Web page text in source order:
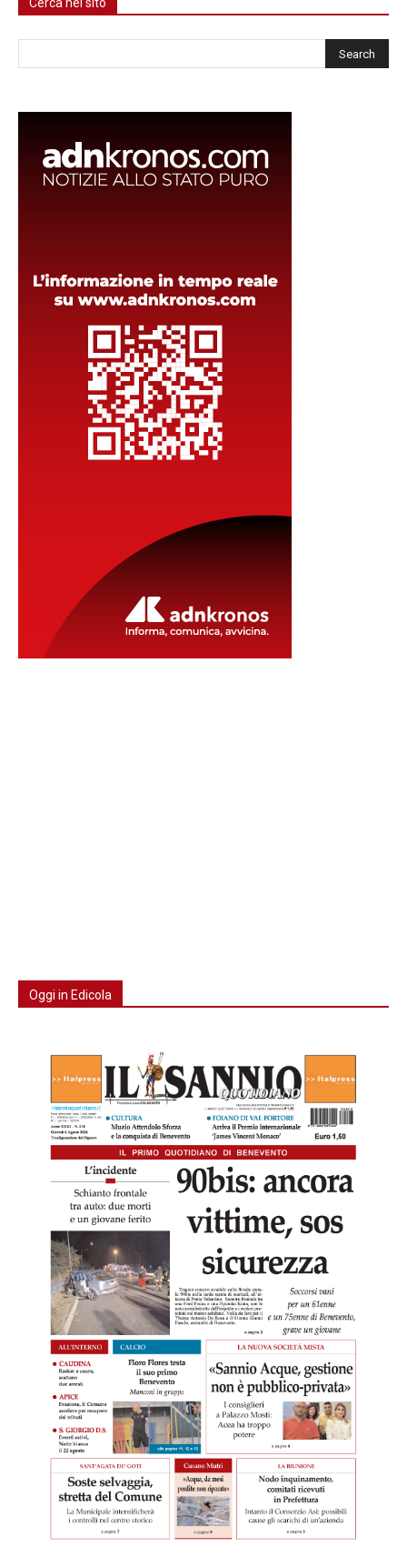
Cerca nel sito
Oggi in Edicola